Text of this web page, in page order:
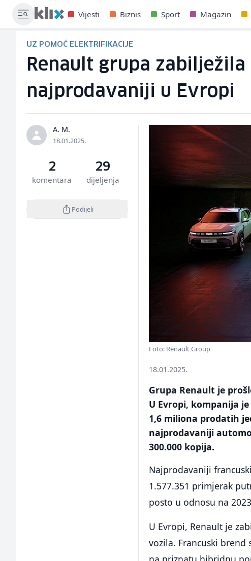
Vijesti Biznis Sport Magazin
UZ POMOĆ ELEKTRIFIKACIJE
Renault grupa
najprodavaniji u Evropi
A. M.
18.01.2025.
2
komentara
29
dijeljenja
Podijeli
Foto: Renault Group
18.01.2025.
Grupa Renault je
U Evropi, kompanija
1,6 miliona prodatih
najprodavaniji
300.000 kopija.
Najprodavaniji
1.577.351 primjerak
posto u odnosu na
U Evropi, Renault je
vozila. Francuski